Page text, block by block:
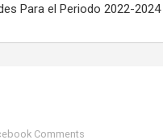
Para el Periodo 2022-2024
Comments